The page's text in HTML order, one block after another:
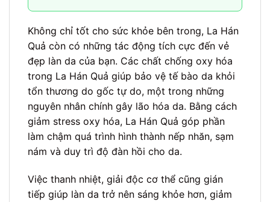
Không chỉ tốt cho sức khỏe bên trong, La Hán
Quả còn có những tác động tích cực đến vẻ
đẹp làn da của bạn. Các chất chống oxy hóa
trong La Hán Quả giúp bảo vệ tế bào da khỏi
tổn thương do gốc tự do, một trong những
nguyên nhân chính gây lão hóa da. Bằng cách
giảm stress oxy hóa, La Hán Quả góp phần
làm chậm quá trình hình thành nếp nhăn, sạm
nám và duy trì độ đàn hồi cho da.
Việc thanh nhiệt, giải độc cơ thể cũng gián
tiếp giúp làn da trở nên sáng khỏe hơn, giảm